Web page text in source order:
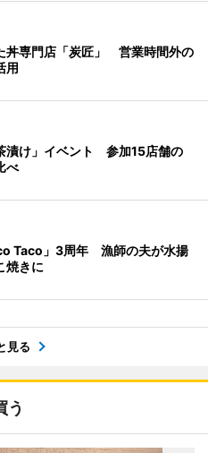
丼専門店「炭匠」 営業時間外の
用
漬け」イベント 参加15店舗の
べ
Taco」3周年 漁師の夫が水揚
焼きに
見る
う